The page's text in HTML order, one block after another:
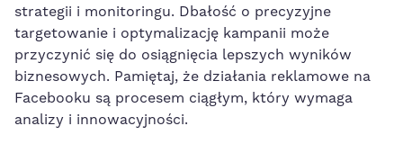
⁣strategii ​i monitoringu. Dbałość o precyzyjne
targetowanie i optymalizację kampanii może
przyczynić się do ​osiągnięcia lepszych wyników
‍biznesowych. Pamiętaj, że działania reklamowe na
Facebooku są procesem ciągłym, który wymaga
analizy i innowacyjności.